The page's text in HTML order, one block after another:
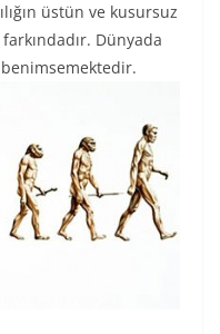
üstün ve kusursuz
Dünyada